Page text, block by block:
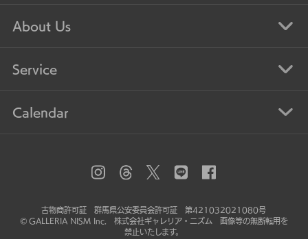
About Us
Service
Calendar
古物商許可証 群馬県公安委員会許可証 第421032021080号
© GALLERIA NISM Inc. 株式会社ギャレリア・ニズム 画像等の無断転用を
禁止いたします。